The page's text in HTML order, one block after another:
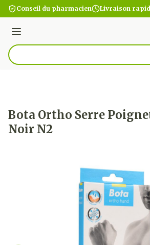
Aller au contenu
Conseil du pharmacien Livraison
Menu
Rechercher
Bota Ortho Serre
Noir N2